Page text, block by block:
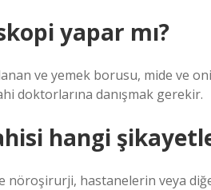
yapar mı?
ve yemek borusu, mide ve
doktorlarına danışmak gerekir.
hangi
hastanelerin veya